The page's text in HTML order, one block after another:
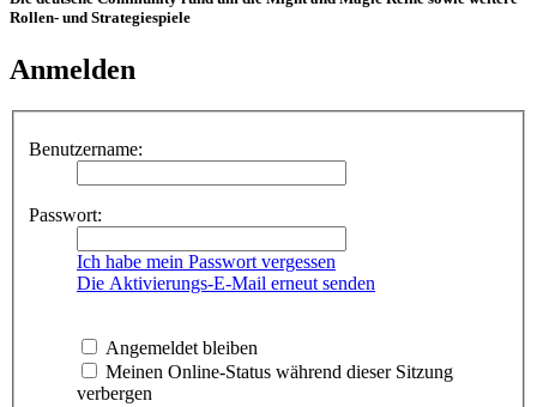
Rollen- und Strategiespiele
Anmelden
Benutzername:
Passwort:
Ich habe mein Passwort vergessen
Die Aktivierungs-E-Mail erneut senden
Angemeldet bleiben
Meinen Online-Status während dieser Sitzung
verbergen